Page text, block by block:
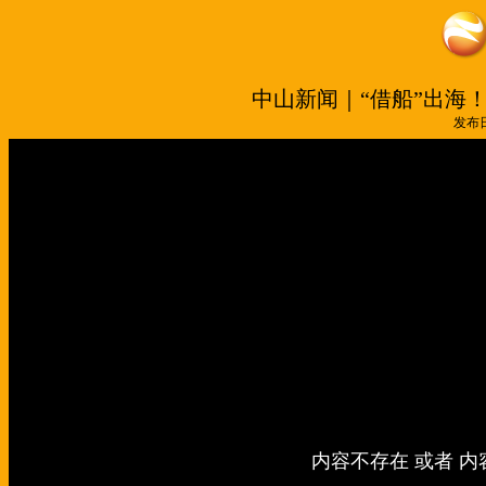
中山新闻｜“借船”出海
发布